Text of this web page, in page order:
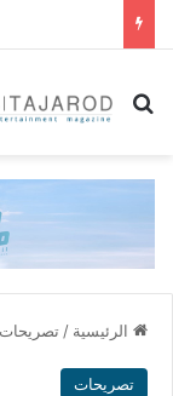
بحث عن
الرئيسية / تصريحات
تصريحات